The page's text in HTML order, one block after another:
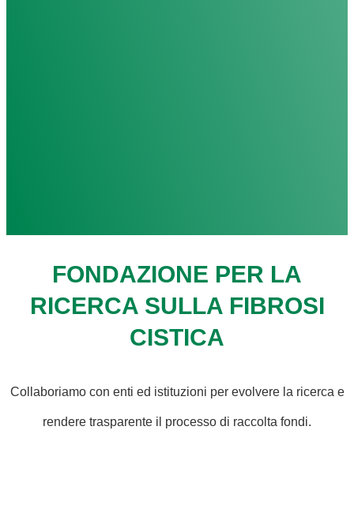
FONDAZIONE PER LA
RICERCA SULLA FIBROSI
CISTICA
Collaboriamo con enti ed istituzioni per evolvere la ricerca e
rendere trasparente il processo di raccolta fondi.